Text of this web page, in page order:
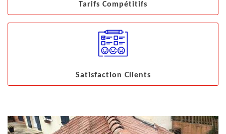
Tarifs Compétitifs
Satisfaction Clients